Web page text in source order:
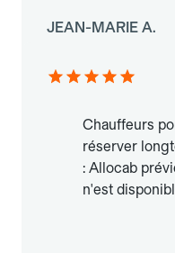
JEAN-MARIE A.
Chauffeurs
réserver
: Allocab
n'est